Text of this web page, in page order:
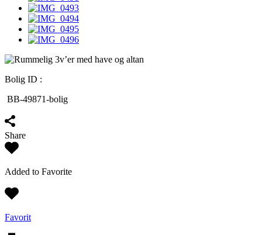
Bolig ID :
BB-49871-bolig
Share
Added to Favorite
Favorit